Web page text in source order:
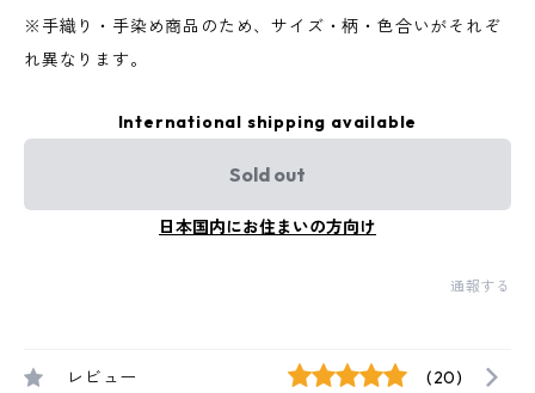
※手織り・手染め商品のため、サイズ・柄・色合いがそれぞ
れ異なります。
International shipping available
Sold out
日本国内にお住まいの方向け
通報する
レビュー (20)